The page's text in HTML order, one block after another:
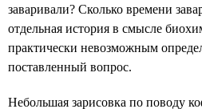
заваривали? Сколько времени
отдельная история в смысле
практически невозможным
поставленный вопрос.
Небольшая зарисовка по поводу